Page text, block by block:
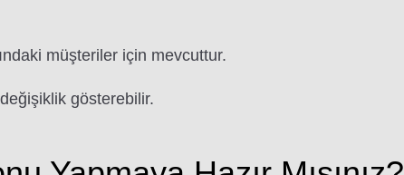
müşteriler için mevcuttur.
gösterebilir.